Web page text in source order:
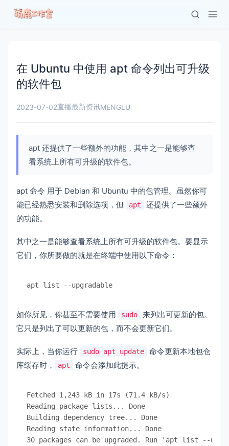
在 Ubuntu 中使用 apt 命令列出可升级
的软件包
2023-07-02直播最新资讯MENGLU
apt 还提供了一些额外的功能，其中之一是能够查
看系统上所有可升级的软件包。
apt 命令 用于 Debian 和 Ubuntu 中的包管理。虽然你可
能已经熟悉安装和删除选项，但
apt
还提供了一些额外
的功能。
其中之一是能够查看系统上所有可升级的软件包。要显示
它们，你所要做的就是在终端中使用以下命令：
apt list --upgradable
如你所见，你甚至不需要使用 sudo
来列出可更新的包。
它只是列出了可以更新的包，而不会更新它们。
实际上，当你运行 sudo apt update
命令更新本地包仓
库缓存时，
apt 命令会添加此提示。
Fetched 1,243 kB in 17s (71.4 kB/s)
Reading package lists... Done
Building dependency tree... Done
Reading state information... Done
30 packages can be upgraded. Run 'apt list --